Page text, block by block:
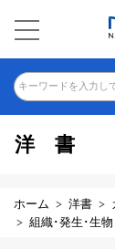
キーワードを入力し
洋書
ホーム 洋書
組織･発生･生